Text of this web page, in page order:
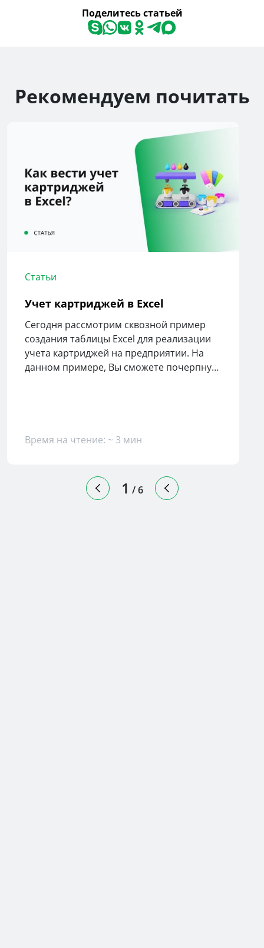
Поделитесь статьей
Рекомендуем почитать
Статьи
Учет картриджей в Excel
Сегодня рассмотрим сквозной пример
создания таблицы Excel для реализации
учета картриджей на предприятии. На
данном примере, Вы сможете почерпнуть
Время на чтение: ~ 3 мин
1 / 6